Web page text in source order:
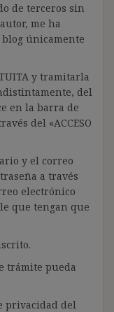
de terceros sin
me ha
únicamente
y tramitarla
del
en la barra de
del «ACCESO
y el correo
a través
electrónico
que tengan que
trámite pueda
privacidad del